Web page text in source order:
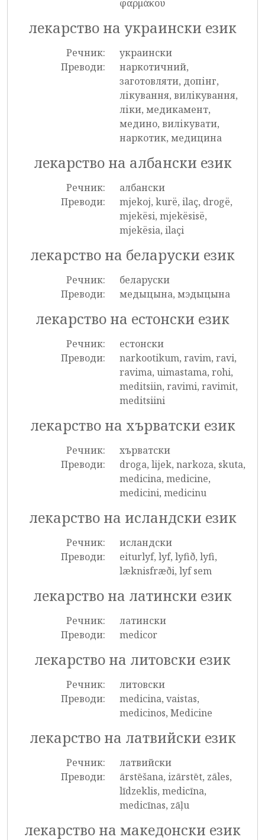
φαρμάκου
лекарство на украински език
Речник:
украински
Преводи:
наркотичний,
заготовляти, допінг,
лікування, вилікування,
ліки, медикамент,
медино, вилікувати,
наркотик, медицина
лекарство на албански език
Речник:
албански
Преводи:
mjekoj, kurë, ilaç, drogë,
mjekësi, mjekësisë,
mjekësia, ilaçi
лекарство на беларуски език
Речник:
беларуски
Преводи:
медыцына, мэдыцына
лекарство на естонски език
Речник:
естонски
Преводи:
narkootikum, ravim, ravi,
ravima, uimastama, rohi,
meditsiin, ravimi, ravimit,
meditsiini
лекарство на хърватски език
Речник:
хърватски
Преводи:
droga, lijek, narkoza, skuta,
medicina, medicine,
medicini, medicinu
лекарство на исландски език
Речник:
исландски
Преводи:
eiturlyf, lyf, lyfið, lyfi,
læknisfræði, lyf sem
лекарство на латински език
Речник:
латински
Преводи:
medicor
лекарство на литовски език
Речник:
литовски
Преводи:
medicina, vaistas,
medicinos, Medicine
лекарство на латвийски език
Речник:
латвийски
Преводи:
ārstēšana, izārstēt, zāles,
līdzeklis, medicīna,
medicīnas, zāļu
лекарство на македонски език